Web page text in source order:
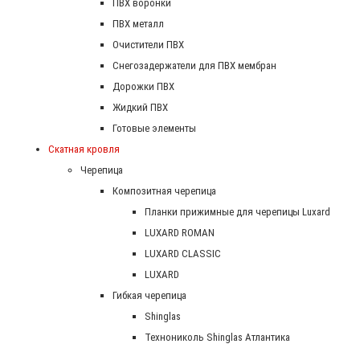
ПВХ воронки
ПВХ металл
Очистители ПВХ
Снегозадержатели для ПВХ мембран
Дорожки ПВХ
Жидкий ПВХ
Готовые элементы
Скатная кровля
Черепица
Композитная черепица
Планки прижимные для черепицы Luxard
LUXARD ROMAN
LUXARD CLASSIC
LUXARD
Гибкая черепица
Shinglas
Технониколь Shinglas Атлантика